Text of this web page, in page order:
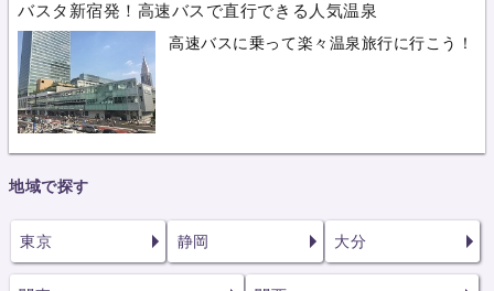
バスタ新宿発！高速バスで直行できる人気温泉
高速バスに乗って楽々温泉旅行に行こう！
地域で探す
東京 静岡 大分